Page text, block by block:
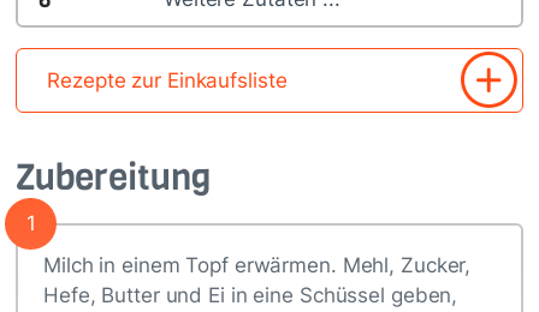
Zubereitung
1
Milch in einem Topf erwärmen. Mehl, Zucker,
Hefe, Butter und Ei in eine Schüssel geben,
Rezepte zur Einkaufsliste